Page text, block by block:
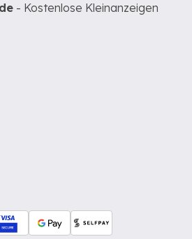
- Kostenlose Kleinanzeigen